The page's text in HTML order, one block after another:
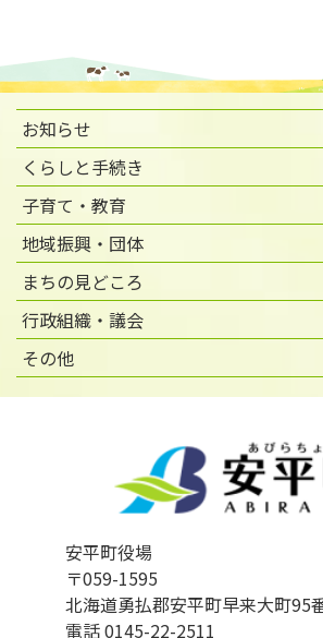
お知らせ
くらしと手続き
子育て・教育
地域振興・団体
まちの見どころ
行政組織・議会
その他
安平町役場
〒059-1595
北海道勇払郡安平町早来大町95
電話 0145-22-2511